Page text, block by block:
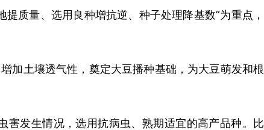
质量、选用良种增抗逆、种子处理降基数”为重点，
加土壤透气性，奠定大豆播种基础，为大豆萌发和根
害发生情况，选用抗病虫、熟期适宜的高产品种。比